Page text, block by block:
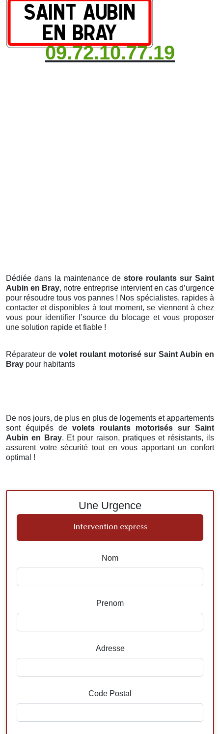
09.72.10.77.19
Dédiée dans la maintenance de store roulants sur Saint
Aubin en Bray, notre entreprise intervient en cas d’urgence
pour résoudre tous vos pannes ! Nos spécialistes, rapides à
contacter et disponibles à tout moment, se viennent à chez
vous pour identifier l’source du blocage et vous proposer
une solution rapide et fiable !
Réparateur de volet roulant motorisé sur Saint Aubin en
Bray pour habitants
De nos jours, de plus en plus de logements et appartements
sont équipés de volets roulants motorisés sur Saint
Aubin en Bray. Et pour raison, pratiques et résistants, ils
assurent votre sécurité tout en vous apportant un confort
optimal !
Une Urgence
Intervention express
Nom
Prenom
Adresse
Code Postal